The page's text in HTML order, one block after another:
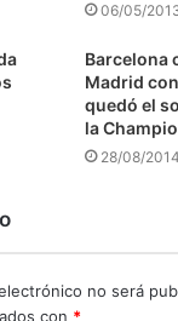
06/05/
Barcelona
Madrid
quedó el
la
28/08/2014
no será
con *